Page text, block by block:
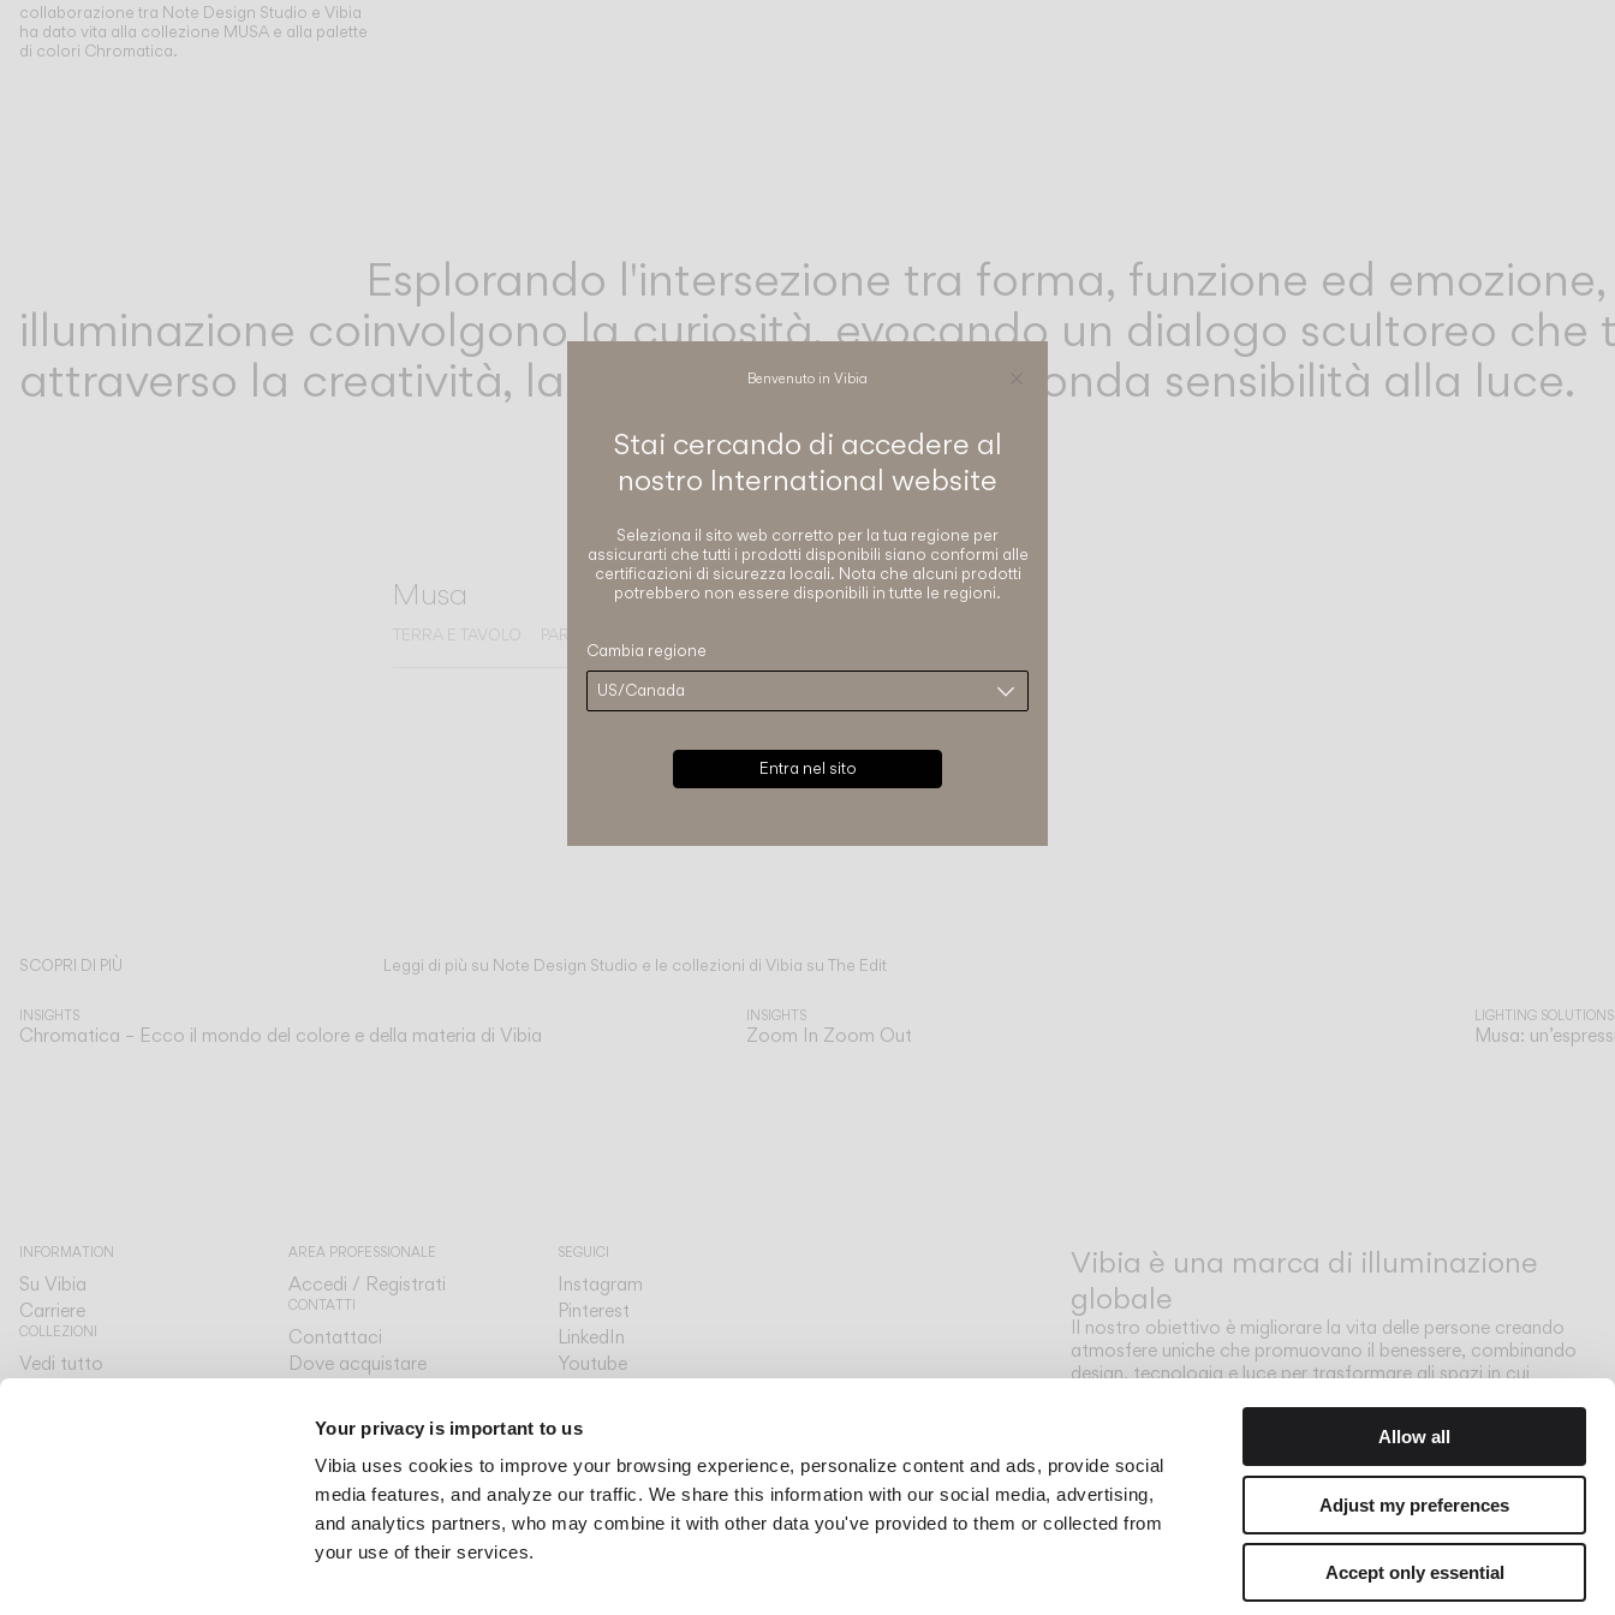
Your privacy is important to us
Vibia uses cookies to improve your browsing experience, personalize content and ads, provide social
media features, and analyze our traffic. We share this information with our social media, advertising,
and analytics partners, who may combine it with other data you've provided to them or collected from
your use of their services.
Allow all
Adjust my preferences
Accept only essential
collaborazione tra Note Design Studio e Vibia
ha dato vita alla collezione MUSA e alla palette
di colori Chromatica.
Esplorando l'intersezione tra forma, funzione ed
illuminazione coinvolgono la curiosità, evocando un dialogo scultoreo che
attraverso la creatività, la materialità e una profonda sensibilità alla luce.
Musa
TERRA E TAVOLO PARETE
SCOPRI DI PIÙ Leggi di più su Note Design Studio e le collezioni di Vibia su The Edit
INSIGHTS
Chromatica – Ecco il mondo del colore e della materia di Vibia
INSIGHTS
Zoom In Zoom Out
LIGHTING SOLUTIONS
Musa:
INFORMATION
Su Vibia
Carriere
COLLEZIONI
Vedi tutto
AREA PROFESSIONALE
Accedi / Registrati
CONTATTI
Contattaci
Dove acquistare
Al tuo fianco
SEGUICI
Instagram
Pinterest
LinkedIn
Youtube
Archdaily
Archello
Archiproducts
Architonic
Vibia è una marca di illuminazione
globale
Il nostro obiettivo è migliorare la vita delle persone creando
atmosfere uniche che promuovano il benessere, combinando
design, tecnologia e luce per trasformare gli spazi in cui
Benvenuto in Vibia
Stai cercando di accedere al
nostro International website
Seleziona il sito web corretto per la tua regione per
assicurarti che tutti i prodotti disponibili siano conformi alle
certificazioni di sicurezza locali. Nota che alcuni prodotti
potrebbero non essere disponibili in tutte le regioni.
Cambia regione
Entra nel sito